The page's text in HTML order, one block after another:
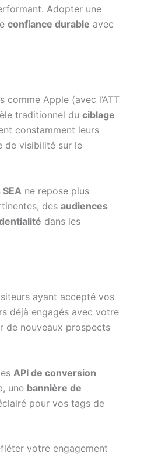
Adopter une
confiance durable avec
comme Apple (avec l’ATT
traditionnel du ciblage
constamment leurs
de visibilité sur le
ne repose plus
des audiences
dans les
ayant accepté vos
déjà engagés avec votre
de nouveaux prospects
API de conversion
une bannière de
pour vos tags de
votre engagement